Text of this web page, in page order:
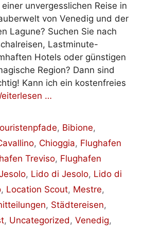
unvergesslichen Reise in
von Venedig und der
Lagune? Suchen Sie nach
Lastminute-
Hotels oder günstigen
Region? Dann sind
Kann ich ein kostenfreies
…
, Bibione,
, Chioggia, Flughafen
Treviso, Flughafen
, Lido di Jesolo, Lido di
, Location Scout, Mestre,
, Städtereisen,
, Uncategorized, Venedig,